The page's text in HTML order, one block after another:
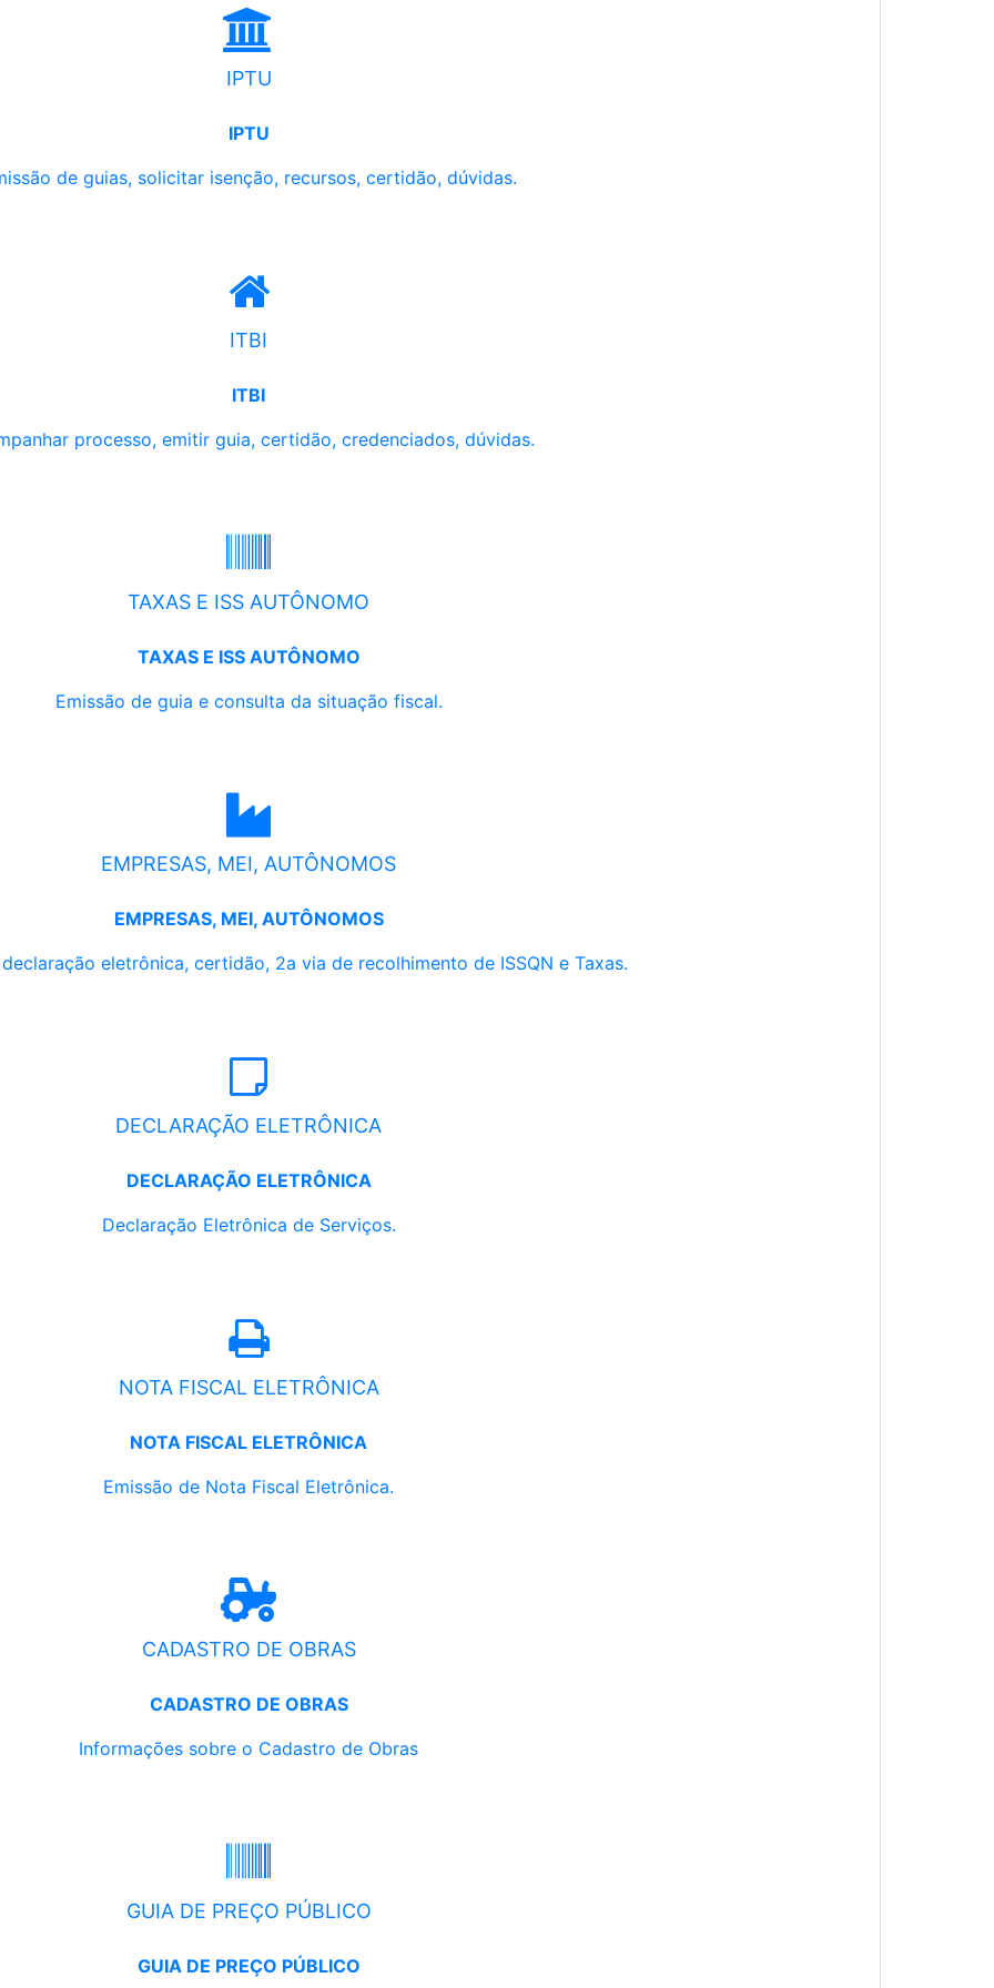
IPTU
IPTU
de guias, solicitar isenção, recursos, certidão, dúvidas.
ITBI
ITBI
processo, emitir guia, certidão, credenciados, dúvidas.
TAXAS E ISS AUTÔNOMO
TAXAS E ISS AUTÔNOMO
Emissão de guia e consulta da situação fiscal.
EMPRESAS, MEI, AUTÔNOMOS
EMPRESAS, MEI, AUTÔNOMOS
eletrônica, certidão, 2a via de recolhimento de ISSQN e Taxas.
DECLARAÇÃO ELETRÔNICA
DECLARAÇÃO ELETRÔNICA
Declaração Eletrônica de Serviços.
NOTA FISCAL ELETRÔNICA
NOTA FISCAL ELETRÔNICA
Emissão de Nota Fiscal Eletrônica.
CADASTRO DE OBRAS
CADASTRO DE OBRAS
Informações sobre o Cadastro de Obras
GUIA DE PREÇO PÚBLICO
GUIA DE PREÇO PÚBLICO